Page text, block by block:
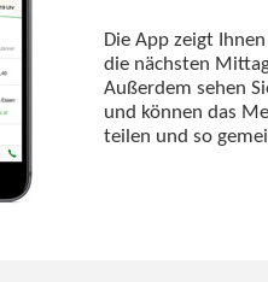
Die App zeigt
die nächsten
Außerdem sehen
und können das
teilen und so